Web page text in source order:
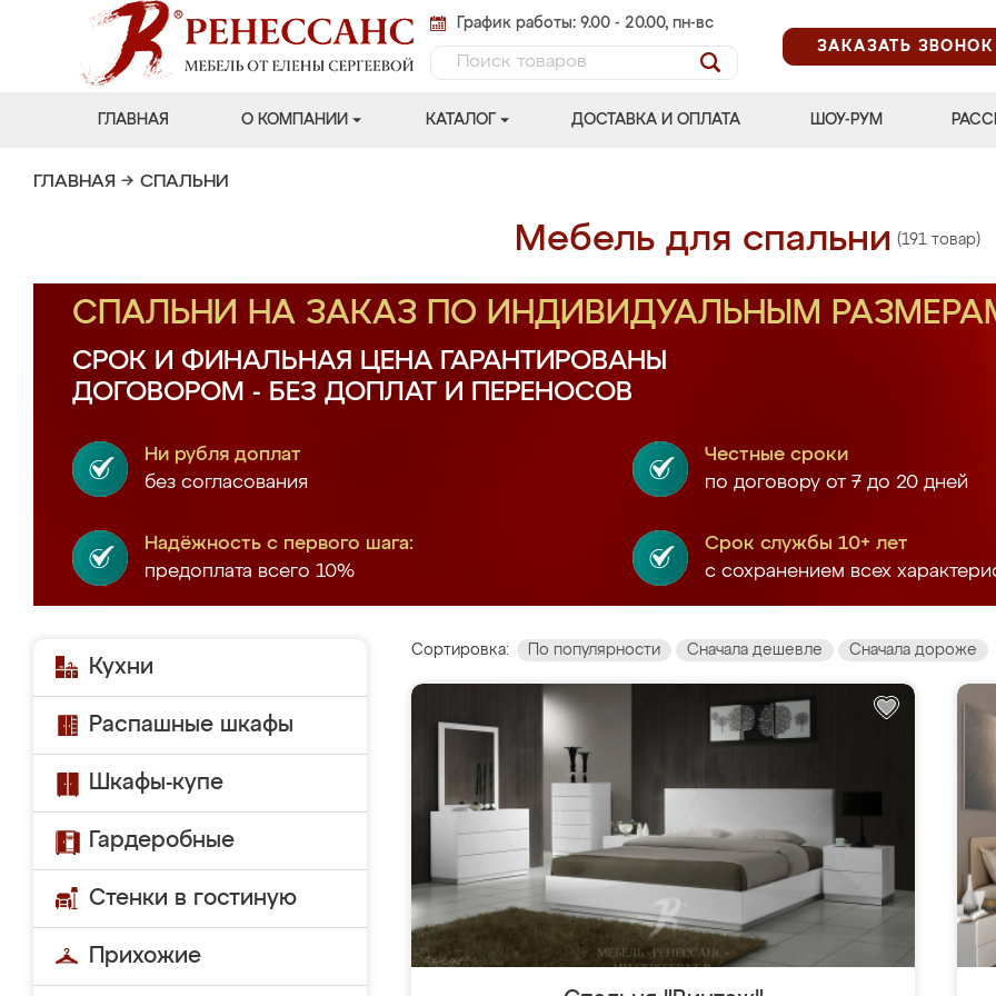
График работы: 9.00 - 20.00, пн-вс
ЗАКАЗАТЬ ЗВОНОК
ГЛАВНАЯ О КОМПАНИИ КАТАЛОГ ДОСТАВКА И ОПЛАТА ШОУ-РУМ
ГЛАВНАЯ → СПАЛЬНИ
Мебель для спальни (191 товар)
СПАЛЬНИ НА ЗАКАЗ ПО ИНДИВИДУАЛЬНЫМ
СРОК И ФИНАЛЬНАЯ ЦЕНА ГАРАНТИРОВАНЫ
ДОГОВОРОМ - БЕЗ ДОПЛАТ И ПЕРЕНОСОВ
Ни рубля доплат
без согласования
Честные сроки
по договору от 7 до 20 дней
Надёжность с первого шага:
предоплата всего 10%
Срок службы 10+ лет
с сохранением всех
Кухни
Распашные шкафы
Шкафы-купе
Гардеробные
Стенки в гостиную
Прихожие
Сортировка: По популярности Сначала дешевле Сначала дороже